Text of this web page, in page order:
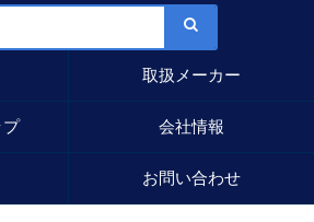
取扱メーカー
プ 会社情報
お問い合わせ